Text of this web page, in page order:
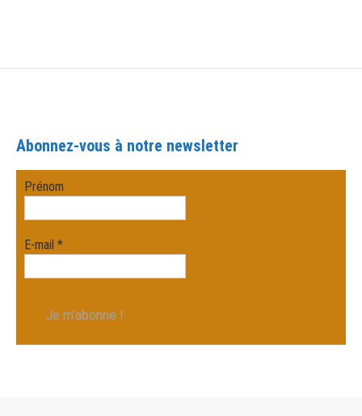
Abonnez-vous à notre newsletter
Prénom
E-mail*